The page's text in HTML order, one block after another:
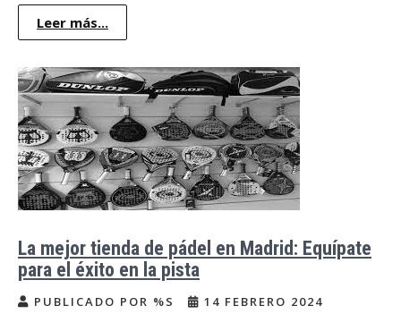
Leer más...
La mejor tienda de pádel en Madrid: Equípate
para el éxito en la pista
PUBLICADO POR %S 14 FEBRERO 2024